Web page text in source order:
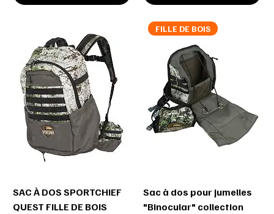
SAC À DOS SPORTCHIEF
QUEST FILLE DE BOIS
FILLE DE BOIS
Sac à dos pour jumelles
"Binocular" collection